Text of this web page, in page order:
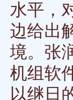
水平，
边给出
境。张
机组软
以继日